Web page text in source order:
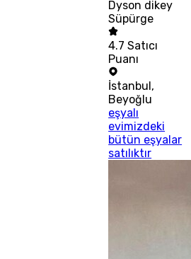
Dyson dikey
Süpürge
4.7 Satıcı
Puanı
İstanbul,
Beyoğlu
eşyalı
evimizdeki
bütün eşyalar
satılıktır